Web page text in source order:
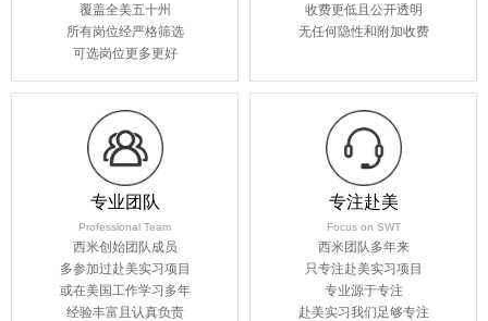
覆盖全美五十州
所有岗位经严格筛选
可选岗位更多更好
收费更低且公开透明
无任何隐性和附加收费
专业团队
Professional Team
西米创始团队成员
多参加过赴美实习项目
或在美国工作学习多年
经验丰富且认真负责
专注赴美
Focus on SWT
西米团队多年来
只专注赴美实习项目
专业源于专注
赴美实习我们足够专注